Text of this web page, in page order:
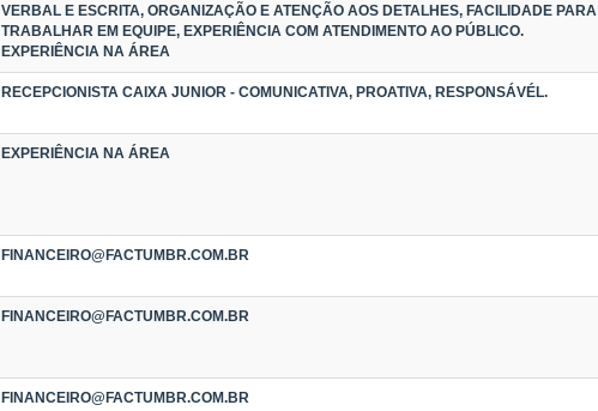
VERBAL E ESCRITA, ORGANIZAÇÃO E ATENÇÃO AOS DETALHES, FACILIDADE PARA
TRABALHAR EM EQUIPE, EXPERIÊNCIA COM ATENDIMENTO AO PÚBLICO.
EXPERIÊNCIA NA ÁREA
RECEPCIONISTA CAIXA JUNIOR - COMUNICATIVA, PROATIVA, RESPONSÁVÉL.
EXPERIÊNCIA NA ÁREA
FINANCEIRO@FACTUMBR.COM.BR
FINANCEIRO@FACTUMBR.COM.BR
FINANCEIRO@FACTUMBR.COM.BR